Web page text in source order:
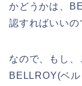
かどうかは、
認すればいいの
なので、もし、
BELLROY(ベ